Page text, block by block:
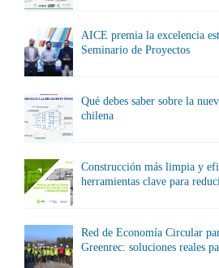
AICE premia la excelencia
Seminario de Proyectos
Qué debes saber sobre la
chilena
Construcción más limpia y
herramientas clave para
Red de Economía Circular
Greenrec: soluciones reales